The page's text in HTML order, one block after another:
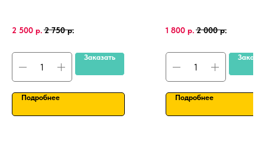
2 500 р. 2 750 р.
Заказать
Подробнее
1 800 р. 2 000 р.
Подробнее